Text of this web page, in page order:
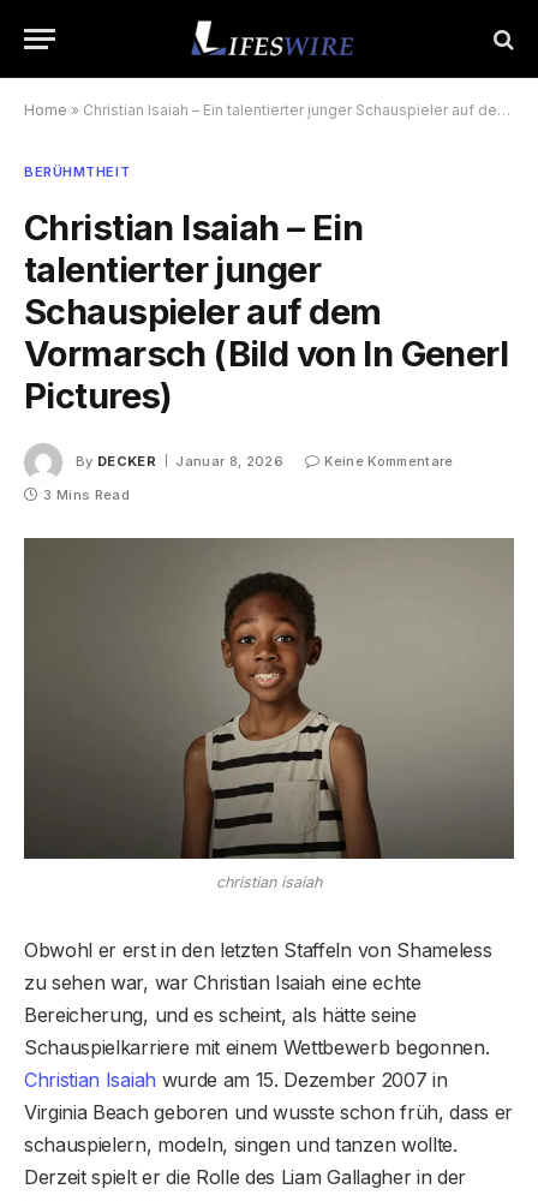
Home » Christian Isaiah – Ein talentierter junger Schauspieler auf dem Vormarsch (Bild von In Generl Pictures)
BERÜHMTHEIT
Christian Isaiah – Ein
talentierter junger
Schauspieler auf dem
Vormarsch (Bild von In Generl
Pictures)
By DECKER Januar 8, 2026
Keine Kommentare
3 Mins Read
christian isaiah
Obwohl er erst in den letzten Staffeln von Shameless
zu sehen war, war Christian Isaiah eine echte
Bereicherung, und es scheint, als hätte seine
Schauspielkarriere mit einem Wettbewerb begonnen.
Christian Isaiah wurde am 15. Dezember 2007 in
Virginia Beach geboren und wusste schon früh, dass er
schauspielern, modeln, singen und tanzen wollte.
Derzeit spielt er die Rolle des Liam Gallagher in der